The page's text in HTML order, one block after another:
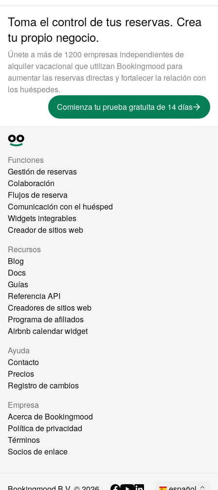
Toma el control de tus reservas. Crea
tu propio negocio.
Únete a más de 1200 empresas independientes de
alquiler vacacional que utilizan Bookingmood para
aumentar las reservas directas y fortalecer la relación con
los huéspedes.
Comienza tu prueba gratuita de 14 días
Funciones
Gestión de reservas
Colaboración
Flujos de reserva
Comunicación con el huésped
Widgets integrables
Creador de sitios web
Recursos
Blog
Docs
Guías
Referencia API
Creadores de sitios web
Programa de afiliados
Airbnb calendar widget
Ayuda
Contacto
Precios
Registro de cambios
Empresa
Acerca de Bookingmood
Política de privacidad
Términos
Socios de enlace